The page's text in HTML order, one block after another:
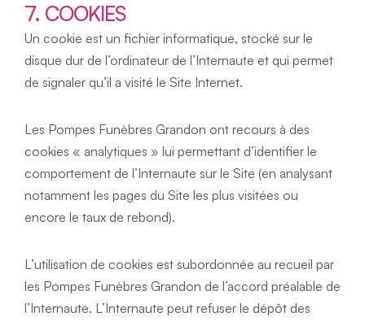
7. COOKIES
Un cookie est un fichier informatique, stocké sur le
disque dur de l’ordinateur de l’Internaute et qui permet
de signaler qu’il a visité le Site Internet.
Les Pompes Funèbres Grandon ont recours à des
cookies « analytiques » lui permettant d’identifier le
comportement de l’Internaute sur le Site (en analysant
notamment les pages du Site les plus visitées ou
encore le taux de rebond).
L’utilisation de cookies est subordonnée au recueil par
les Pompes Funèbres Grandon de l’accord préalable de
l’Internaute. L’Internaute peut refuser le dépôt des